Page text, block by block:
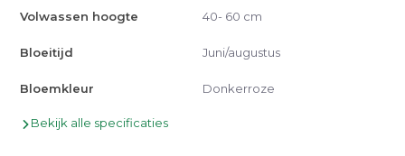
Volwassen hoogte 40- 60 cm
Bloeitijd Juni/augustus
Bloemkleur Donkerroze
Bekijk alle specificaties